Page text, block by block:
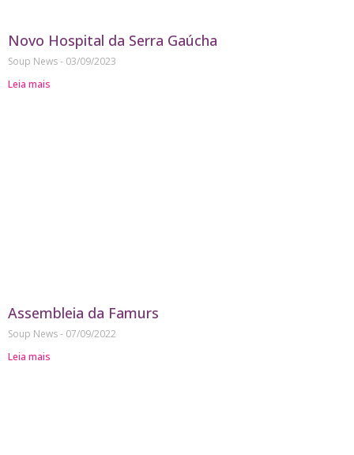
Novo Hospital da Serra Gaúcha
Soup News
03/09/2023
Leia mais
Assembleia da Famurs
Soup News
07/09/2022
Leia mais